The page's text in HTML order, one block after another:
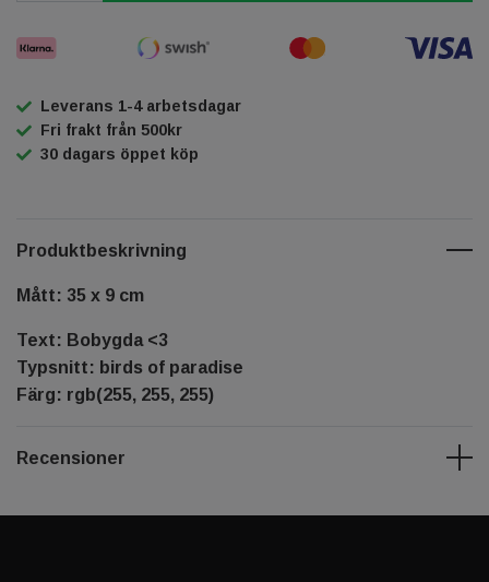
Leverans 1-4 arbetsdagar
Fri frakt från 500kr
30 dagars öppet köp
Produktbeskrivning
Mått: 35 x 9 cm
Text: Bobygda <3
Typsnitt: birds of paradise
Färg: rgb(255, 255, 255)
Recensioner